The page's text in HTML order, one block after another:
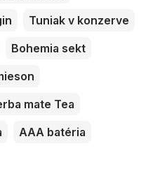
Tuniak v konzerve
Bohemia sekt
mate Tea
AAA batéria